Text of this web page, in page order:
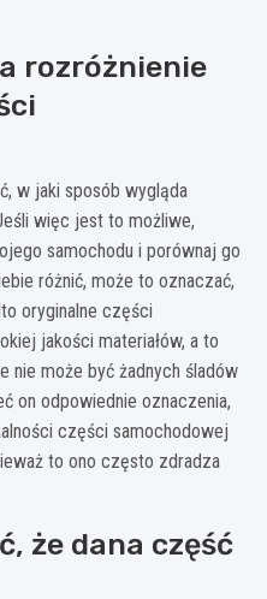
rozróżnienie
w jaki sposób wygląda
więc jest to możliwe,
samochodu i porównaj go
różnić, może to oznaczać,
oryginalne części
jakości materiałów, a to
nie może być żadnych śladów
on odpowiednie oznaczenia,
części samochodowej
to ono często zdradza
że dana część